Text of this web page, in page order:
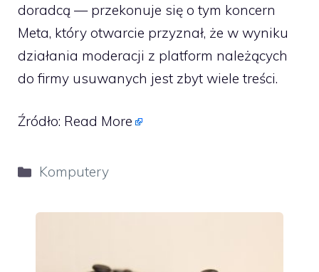
doradcą — przekonuje się o tym koncern
Meta, który otwarcie przyznał, że w wyniku
działania moderacji z platform należących
do firmy usuwanych jest zbyt wiele treści.
Źródło: Read More
Kategorie
Komputery